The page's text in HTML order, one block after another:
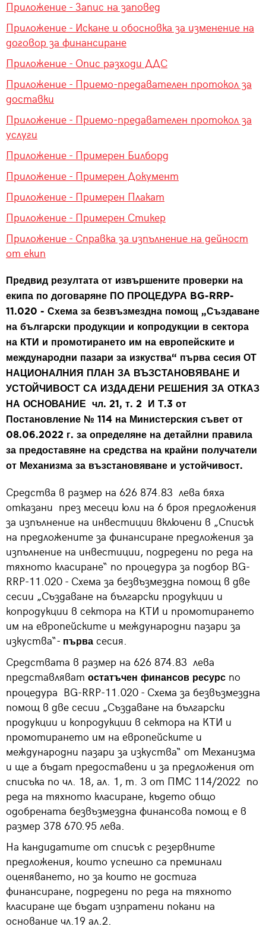
Приложение - Запис на заповед
Приложение - Искане и обосновка за изменение на
договор за финансиране
Приложение - Опис разходи ДДС
Приложение - Приемо-предавателен протокол за
доставки
Приложение - Приемо-предавателен протокол за
услуги
Приложение - Примерен Билборд
Приложение - Примерен Документ
Приложение - Примерен Плакат
Приложение - Примерен Стикер
Приложение - Справка за изпълнение на дейност
от екип
Предвид резултата от извършените проверки на
екипа по договаряне ПО ПРОЦЕДУРА BG-RRP-
11.020 - Схема за безвъзмездна помощ „Създаване
на български продукции и копродукции в сектора
на КТИ и промотирането им на европейските и
международни пазари за изкуства“ първа сесия ОТ
НАЦИОНАЛНИЯ ПЛАН ЗА ВЪЗСТАНОВЯВАНЕ И
УСТОЙЧИВОСТ СА ИЗДАДЕНИ РЕШЕНИЯ ЗА ОТКАЗ
НА ОСНОВАНИЕ чл. 21, т. 2 И Т.3 от
Постановление № 114 на Министерския съвет от
08.06.2022 г. за определяне на детайлни правила
за предоставяне на средства на крайни получатели
от Механизма за възстановяване и устойчивост.
Средства в размер на 626 874.83 лева бяха
отказани през месеци юли на 6 броя предложения
за изпълнение на инвестиции включени в „Списък
на предложените за финансиране предложения за
изпълнение на инвестиции, подредени по реда на
тяхното класиране“ по процедура за подбор BG-
RRP-11.020 - Схема за безвъзмездна помощ в две
сесии „Създаване на български продукции и
копродукции в сектора на КТИ и промотирането
им на европейските и международни пазари за
изкуства“- първа сесия.
Средствата в размер на 626 874.83 лева
представляват остатъчен финансов ресурс по
процедура BG-RRP-11.020 - Схема за безвъзмездна
помощ в две сесии „Създаване на български
продукции и копродукции в сектора на КТИ и
промотирането им на европейските и
международни пазари за изкуства“ от Механизма
и ще а бъдат предоставени и за предложения от
списъка по чл. 18, ал. 1, т. 3 от ПМС 114/2022 по
реда на тяхното класиране, където общо
одобрената безвъзмездна финансова помощ е в
размер 378 670.95 лева.
На кандидатите от списък с резервните
предложения, които успешно са преминали
оценяването, но за които не достига
финансиране, подредени по реда на тяхното
класиране ще бъдат изпратени покани на
основание чл.19 ал.2.